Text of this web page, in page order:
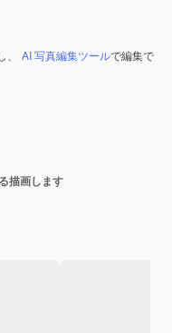
AI 写真編集ツールで編集で
描画します